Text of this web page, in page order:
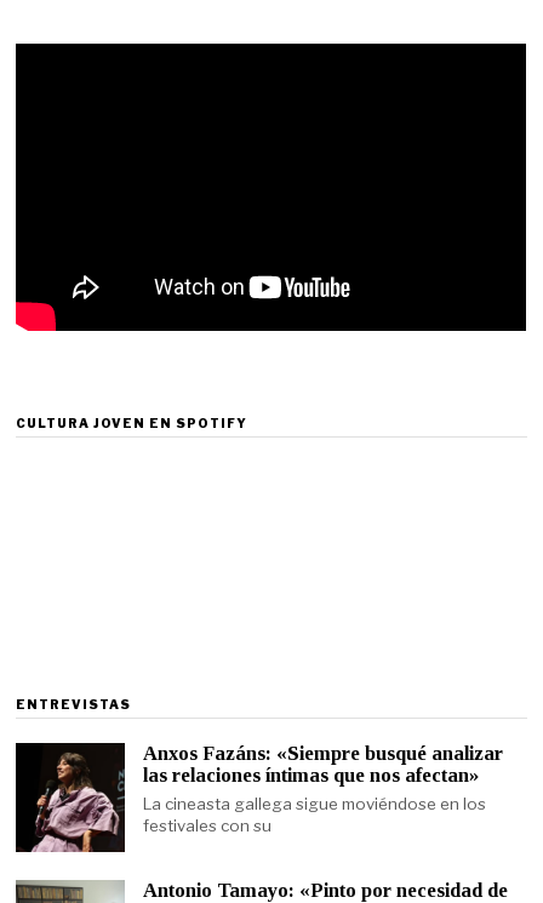
CULTURA JOVEN EN SPOTIFY
ENTREVISTAS
Anxos Fazáns: «Siempre busqué analizar
las relaciones íntimas que nos afectan»
La cineasta gallega sigue moviéndose en los
festivales con su
Antonio Tamayo: «Pinto por necesidad de